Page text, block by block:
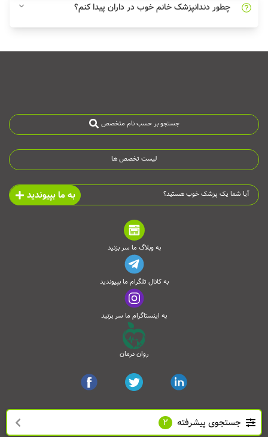
جستجوی پیشرفته 2
چطور دندانپزشک خانم خوب در داران پیدا کنم؟
جستجو بر حسب نام متخصص
لیست تخصص ها
آیا شما یک پزشک خوب هستید؟ به ما بپیوندید
به وبلاگ ما سر بزنید
به کانال تلگرام ما بپیوندید
به اینستاگرام ما سر بزنید
روان درمان
تمامی حقوق این وب‌سایت محفوظ است و انتشار مطالب آن با ذکر منبع بلامانع می‌باشد